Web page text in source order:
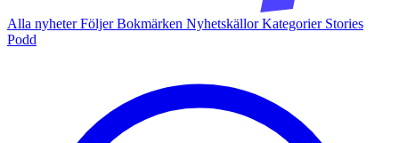
Alla nyheterFöljerBokmärken NyhetskällorKategorier Stories
Podd